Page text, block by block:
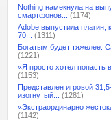
Nothing намекнула на
смартфонов...
(1174)
Adobe выпустила плагин,
70...
(1311)
Богатым будет тяжелее:
(1221)
«Я просто хотел попасть в
(1153)
Представлен игровой
изогнутый...
(1281)
«Экстраординарно
(1142)